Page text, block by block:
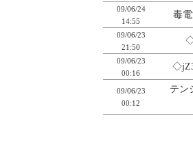
09/06/24
14:55
毒
09/06/23
21:50
09/06/23
00:16
09/06/23
00:12
テン